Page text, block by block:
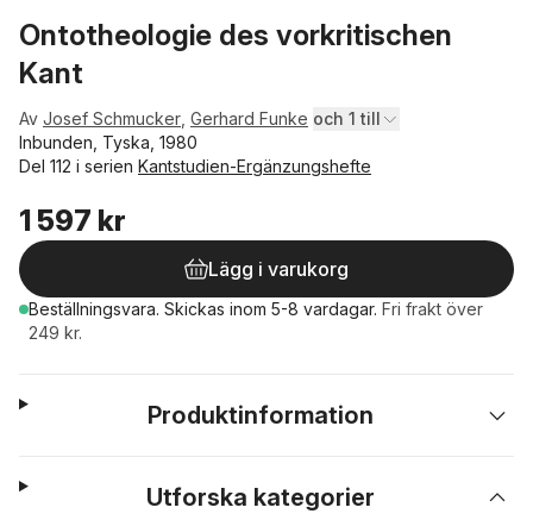
Ontotheologie des vorkritischen
Kant
Av Josef Schmucker Gerhard Funke och 1 till
Inbunden, Tyska, 1980
Del 112 i serien Kantstudien-Ergänzungshefte
1 597 kr
Lägg i varukorg
Beställningsvara. Skickas inom 5-8 vardagar. Fri frakt över
249 kr.
Produktinformation
Utforska kategorier